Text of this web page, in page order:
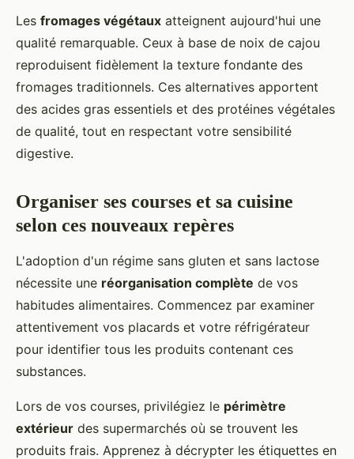
Les fromages végétaux atteignent aujourd'hui une
qualité remarquable. Ceux à base de noix de cajou
reproduisent fidèlement la texture fondante des
fromages traditionnels. Ces alternatives apportent
des acides gras essentiels et des protéines végétales
de qualité, tout en respectant votre sensibilité
digestive.
Organiser ses courses et sa cuisine
selon ces nouveaux repères
L'adoption d'un régime sans gluten et sans lactose
nécessite une réorganisation complète de vos
habitudes alimentaires. Commencez par examiner
attentivement vos placards et votre réfrigérateur
pour identifier tous les produits contenant ces
substances.
Lors de vos courses, privilégiez le périmètre
extérieur des supermarchés où se trouvent les
produits frais. Apprenez à décrypter les étiquettes en